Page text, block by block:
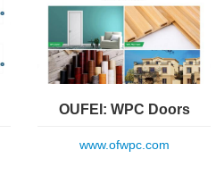
OUFEI: WPC Doors
www.ofwpc.com